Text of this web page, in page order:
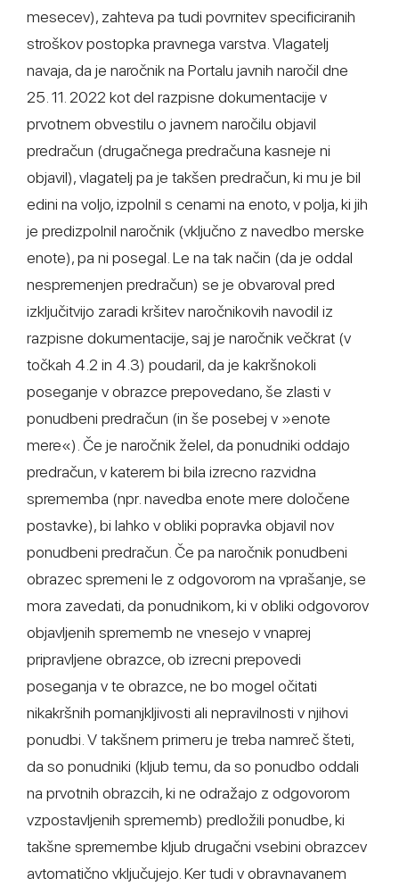
mesecev), zahteva pa tudi povrnitev specificiranih
stroškov postopka pravnega varstva. Vlagatelj
navaja, da je naročnik na Portalu javnih naročil dne
25. 11. 2022 kot del razpisne dokumentacije v
prvotnem obvestilu o javnem naročilu objavil
predračun (drugačnega predračuna kasneje ni
objavil), vlagatelj pa je takšen predračun, ki mu je bil
edini na voljo, izpolnil s cenami na enoto, v polja, ki jih
je predizpolnil naročnik (vključno z navedbo merske
enote), pa ni posegal. Le na tak način (da je oddal
nespremenjen predračun) se je obvaroval pred
izključitvijo zaradi kršitev naročnikovih navodil iz
razpisne dokumentacije, saj je naročnik večkrat (v
točkah 4.2 in 4.3) poudaril, da je kakršnokoli
poseganje v obrazce prepovedano, še zlasti v
ponudbeni predračun (in še posebej v »enote
mere«). Če je naročnik želel, da ponudniki oddajo
predračun, v katerem bi bila izrecno razvidna
sprememba (npr. navedba enote mere določene
postavke), bi lahko v obliki popravka objavil nov
ponudbeni predračun. Če pa naročnik ponudbeni
obrazec spremeni le z odgovorom na vprašanje, se
mora zavedati, da ponudnikom, ki v obliki odgovorov
objavljenih sprememb ne vnesejo v vnaprej
pripravljene obrazce, ob izrecni prepovedi
poseganja v te obrazce, ne bo mogel očitati
nikakršnih pomanjkljivosti ali nepravilnosti v njihovi
ponudbi. V takšnem primeru je treba namreč šteti,
da so ponudniki (kljub temu, da so ponudbo oddali
na prvotnih obrazcih, ki ne odražajo z odgovorom
vzpostavljenih sprememb) predložili ponudbe, ki
takšne spremembe kljub drugačni vsebini obrazcev
avtomatično vključujejo. Ker tudi v obravnavanem